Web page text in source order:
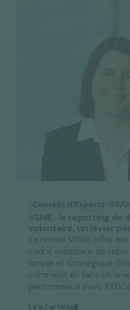
Conseils d'Experts 05/
VSME : le reporting de
volontaire, un levier
La norme VSME offre
cadre volontaire de
simple et stratégique.
comment en faire un
performance avec
Lire l'article